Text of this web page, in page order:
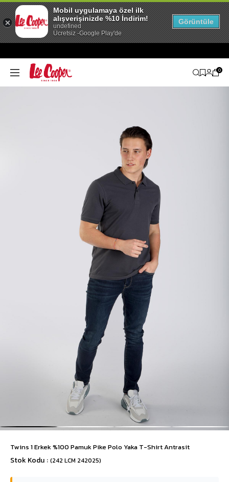
0
Twins 1 Erkek %100 Pamuk Pike Polo Yaka T-Shirt Antrasit
Stok Kodu (242 LCM 242025)
Mobil uygulamaya özel ilk
alışverişinizde %10 İndirim!
undefined
Ücretsiz -Google Play'de
Görüntüle